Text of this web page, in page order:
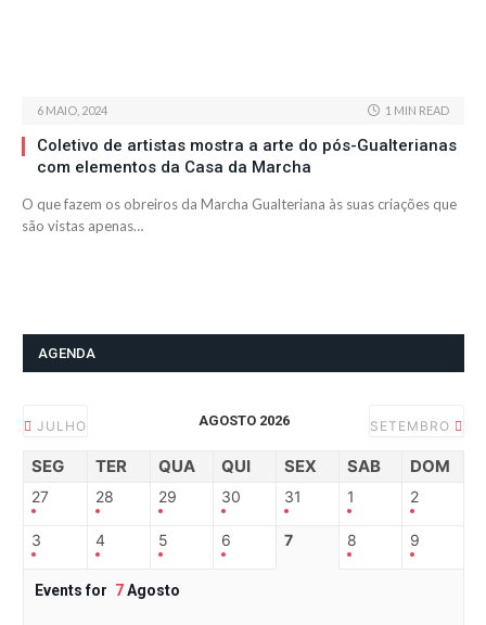
6 MAIO, 2024 1 MIN READ
Coletivo de artistas mostra a arte do pós-Gualterianas
com elementos da Casa da Marcha
O que fazem os obreiros da Marcha Gualteriana às suas criações que
são vistas apenas…
AGENDA
JULHO AGOSTO 2026 SETEMBRO
SEG TER QUA QUI SEX SAB DOM
27 28 29 30 31 1 2
3 4 5 6 7 8 9
Events for 7Agosto